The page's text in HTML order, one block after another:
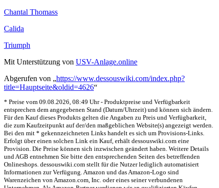
Chantal Thomass
Calida
Triumph
Mit Unterstützung von USV-Anlage.online
Abgerufen von „https://www.dessouswiki.com/index.php?
title=Hauptseite&oldid=4626“
* Preise vom 09.08.2026, 08:49 Uhr - Produktpreise und Verfügbarkeit
entsprechen dem angegebenen Stand (Datum/Uhrzeit) und können sich ändern.
Für den Kauf dieses Produkts gelten die Angaben zu Preis und Verfügbarkeit,
die zum Kaufzeitpunkt auf der/den maßgeblichen Website(s) angezeigt werden.
Bei den mit * gekennzeichneten Links handelt es sich um Provisions-Links.
Erfolgt über einen solchen Link ein Kauf, erhält dessouswiki.com eine
Provision. Die Preise können sich inzwischen geändert haben. Weitere Details
und AGB entnehmen Sie bitte den entsprechenden Seiten des betreffenden
Onlineshops. dessouswiki.com stellt für die Nutzer lediglich automatisiert
Informationen zur Verfügung. Amazon und das Amazon-Logo sind
Warenzeichen von Amazon.com, Inc. oder eines seiner verbundenen